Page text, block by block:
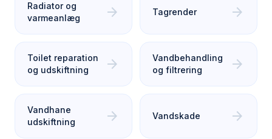
Radiator og
varmeanlæg
arrow_forward Tagrender arrow_forward
Toilet reparation
og udskiftning
arrow_forward
Vandbehandling
og filtrering
arrow_forward
Vandhane
udskiftning
arrow_forward Vandskade arrow_forward